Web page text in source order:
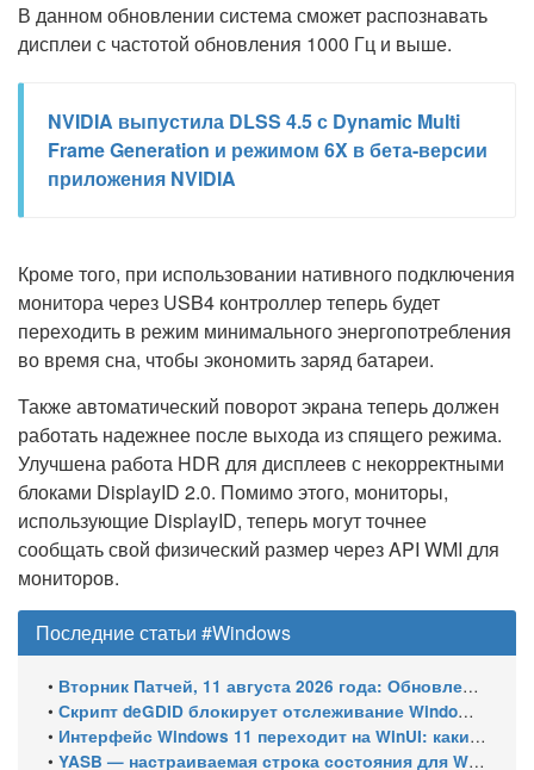
В данном обновлении система сможет распознавать
дисплеи с частотой обновления 1000 Гц и выше.
NVIDIA выпустила DLSS 4.5 с Dynamic Multi
Frame Generation и режимом 6X в бета-версии
приложения NVIDIA
Кроме того, при использовании нативного подключения
монитора через USB4 контроллер теперь будет
переходить в режим минимального энергопотребления
во время сна, чтобы экономить заряд батареи.
Также автоматический поворот экрана теперь должен
работать надежнее после выхода из спящего режима.
Улучшена работа HDR для дисплеев с некорректными
блоками DisplayID 2.0. Помимо этого, мониторы,
использующие DisplayID, теперь могут точнее
сообщать свой физический размер через API WMI для
мониторов.
Последние статьи #Windows
• Вторник Патчей, 11 августа 2026 года: Обновления безопасности для Windows 11 (включая KB5121003), ESU-обновления для Windows 10
• Скрипт deGDID блокирует отслеживание Windows по глобальному идентификатору устройства
• Интерфейс Windows 11 переходит на WinUI: какие системные элементы обновит Microsoft
• YASB — настраиваемая строка состояния для Windows с виджетами и поддержкой нескольких мониторов